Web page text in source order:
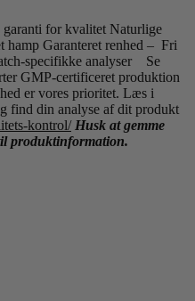
for kvalitet Naturlige
Garanteret renhed – Fri
specifikke analyser Se
GMP-certificeret produktion
er vores prioritet. Læs i
find din analyse af dit produkt
kontrol/ Husk at gemme
produktinformation.